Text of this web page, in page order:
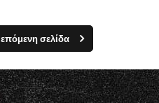
επόμενη σελίδα